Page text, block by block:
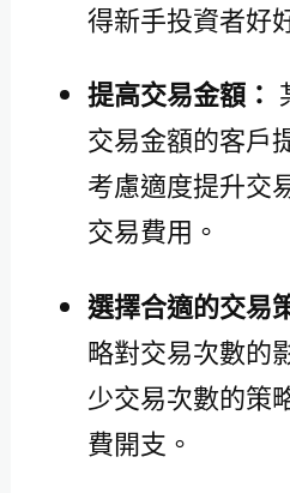
得新手投資者好
提高交易金額：
交易金額的客戶
考慮適度提升交
交易費用。
選擇合適的交易
略對交易次數的
少交易次數的策
費開支。